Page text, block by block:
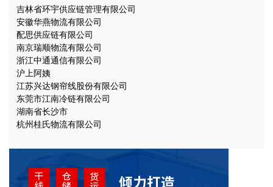
吉林省环宇供应链管理有限公司
安徽华燕物流有限公司
配思供应链有限公司
南京瑞顺物流有限公司
浙江中通通信有限公司
沪上阿姨
江苏兴达钢帘线股份有限公司
东莞市江南冷链有限公司
湖南省长沙市
杭州桂氏物流有限公司